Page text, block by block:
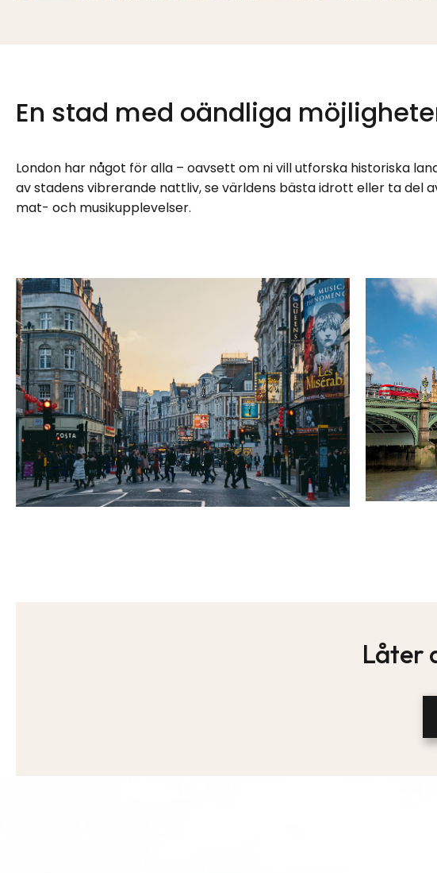
En stad med oändliga
London har något för alla – oavsett om ni vill utforska historiska
av stadens vibrerande nattliv, se världens bästa idrott eller ta del
mat- och musikupplevelser.
Låter